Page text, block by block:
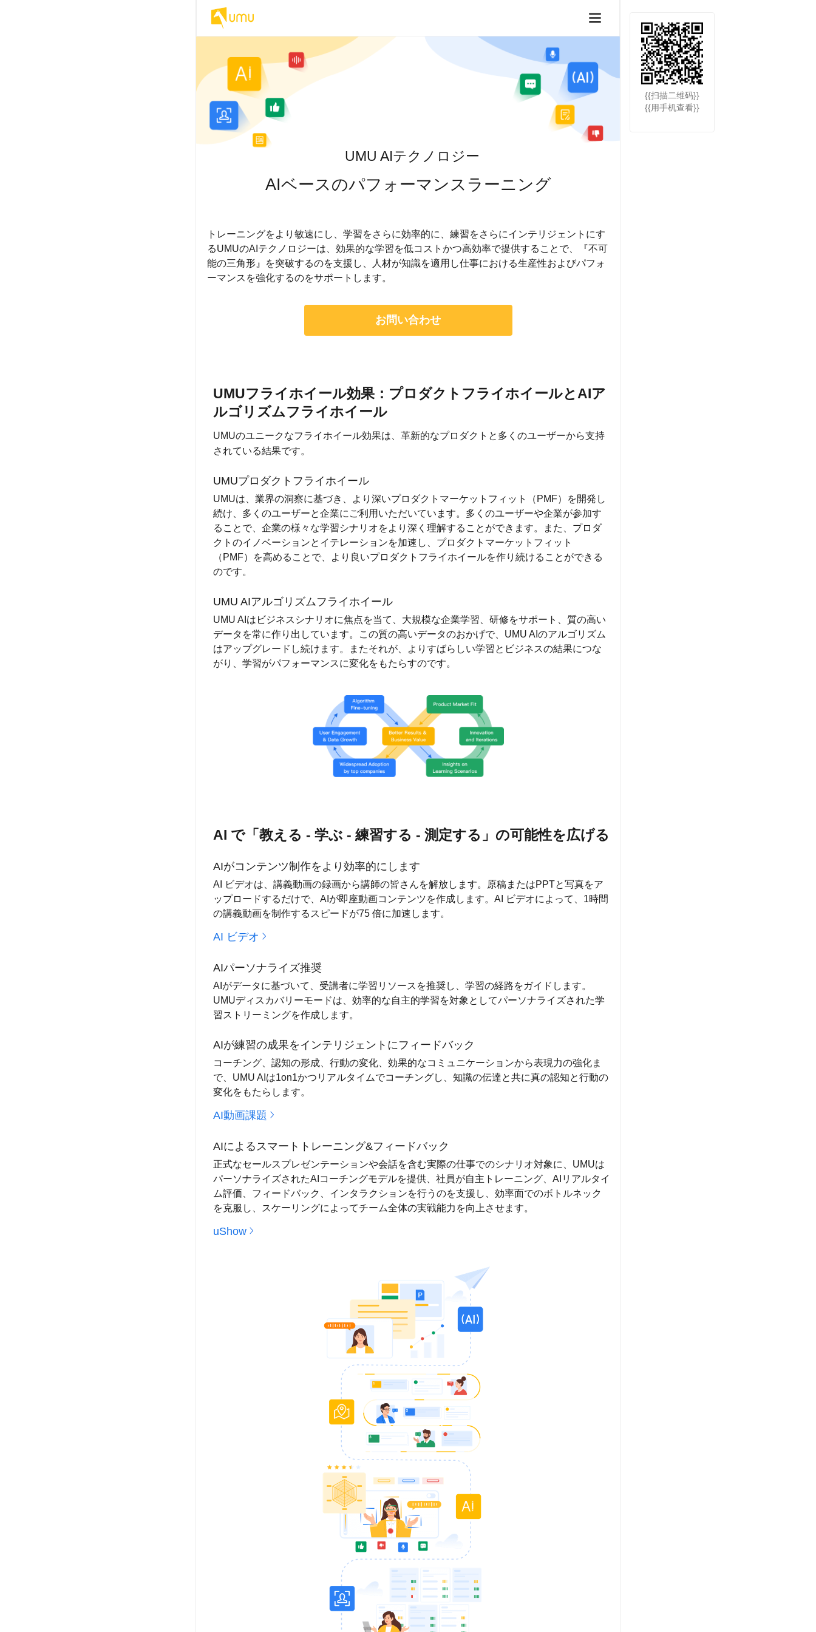
UMU AIテクノロジー
AIベースのパフォーマンスラーニング
トレーニングをより敏速にし、学習をさらに効率的に、練習をさらにインテリジェントにす
るUMUのAIテクノロジーは、効果的な学習を低コストかつ高効率で提供することで、『不可
能の三角形』を突破するのを支援し、人材が知識を適用し仕事における生産性およびパフォ
ーマンスを強化するのをサポートします。
お問い合わせ
UMUフライホイール効果：プロダクトフライホイールとAIア
ルゴリズムフライホイール
UMUのユニークなフライホイール効果は、革新的なプロダクトと多くのユーザーから支持
されている結果です。
UMUプロダクトフライホイール
UMUは、業界の洞察に基づき、より深いプロダクトマーケットフィット（PMF）を開発し
続け、多くのユーザーと企業にご利用いただいています。多くのユーザーや企業が参加す
ることで、企業の様々な学習シナリオをより深く理解することができます。また、プロダ
クトのイノベーションとイテレーションを加速し、プロダクトマーケットフィット
（PMF）を高めることで、より良いプロダクトフライホイールを作り続けることができる
のです。
UMU AIアルゴリズムフライホイール
UMU AIはビジネスシナリオに焦点を当て、大規模な企業学習、研修をサポート、質の高い
データを常に作り出しています。この質の高いデータのおかげで、UMU AIのアルゴリズム
はアップグレードし続けます。またそれが、よりすばらしい学習とビジネスの結果につな
がり、学習がパフォーマンスに変化をもたらすのです。
AI で「教える - 学ぶ - 練習する - 測定する」の可能性を広げる
AIがコンテンツ制作をより効率的にします
AI ビデオは、講義動画の録画から講師の皆さんを解放します。原稿またはPPTと写真をア
ップロードするだけで、AIが即座動画コンテンツを作成します。AI ビデオによって、1時間
の講義動画を制作するスピードが75 倍に加速します。
AI ビデオ
AIパーソナライズ推奨
AIがデータに基づいて、受講者に学習リソースを推奨し、学習の経路をガイドします。
UMUディスカバリーモードは、効率的な自主的学習を対象としてパーソナライズされた学
習ストリーミングを作成します。
AIが練習の成果をインテリジェントにフィードバック
コーチング、認知の形成、行動の変化、効果的なコミュニケーションから表現力の強化ま
で、UMU AIは1on1かつリアルタイムでコーチングし、知識の伝達と共に真の認知と行動の
変化をもたらします。
AI動画課題
AIによるスマートトレーニング&フィードバック
正式なセールスプレゼンテーションや会話を含む実際の仕事でのシナリオ対象に、UMUは
パーソナライズされたAIコーチングモデルを提供、社員が自主トレーニング、AIリアルタイ
ム評価、フィードバック、インタラクションを行うのを支援し、効率面でのボトルネック
を克服し、スケーリングによってチーム全体の実戦能力を向上させます。
uShow
{{扫描二维码}}
{{用手机查看}}